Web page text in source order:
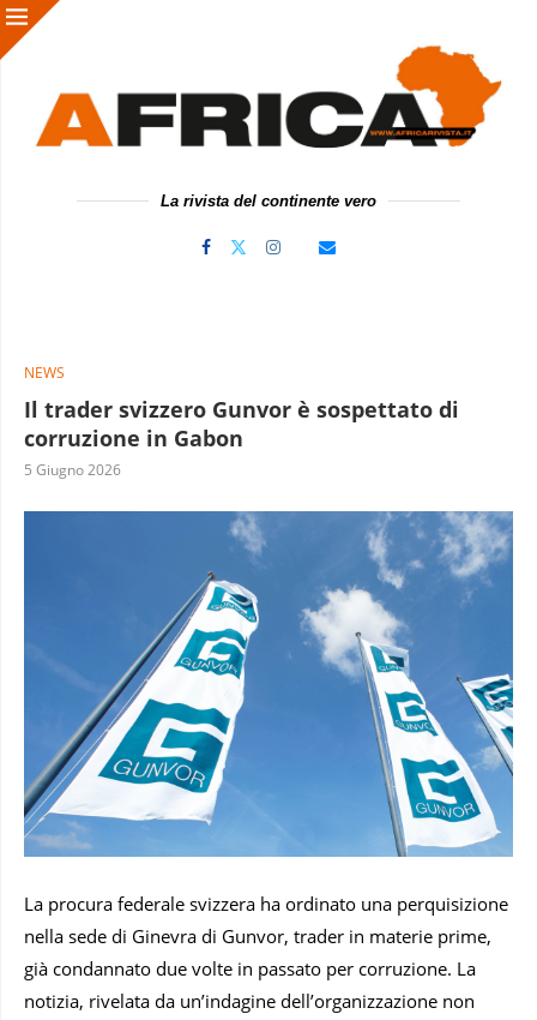
La rivista del continente vero
NEWS
Il trader svizzero Gunvor è sospettato di
corruzione in Gabon
5 Giugno 2026
La procura federale svizzera ha ordinato una perquisizione
nella sede di Ginevra di Gunvor, trader in materie prime,
già condannato due volte in passato per corruzione. La
notizia, rivelata da un’indagine dell’organizzazione non